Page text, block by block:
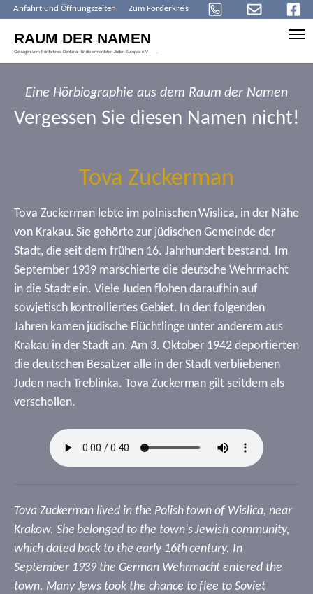
Anfahrt und Öffnungszeiten Zum Förderkreis
Eine Hörbiographie aus dem Raum der Namen
Vergessen Sie diesen Namen nicht!
Tova Zuckerman
Tova Zuckerman lebte im polnischen Wislica, in der Nähe
von Krakau. Sie gehörte zur jüdischen Gemeinde der
Stadt, die seit dem frühen 16. Jahrhundert bestand. Im
September 1939 marschierte die deutsche Wehrmacht
in die Stadt ein. Viele Juden flohen daraufhin auf
sowjetisch kontrolliertes Gebiet. In den folgenden
Jahren kamen jüdische Flüchtlinge unter anderem aus
Krakau in der Stadt an. Am 3. Oktober 1942 deportierten
die deutschen Besatzer alle in der Stadt verbliebenen
Juden nach Treblinka. Tova Zuckerman gilt seitdem als
verschollen.
Tova Zuckerman lived in the Polish town of Wislica, near
Krakow. She belonged to the town's Jewish community,
which dated back to the early 16th century. In
September 1939 the German Wehrmacht entered the
town. Many Jews took the chance to flee to Soviet